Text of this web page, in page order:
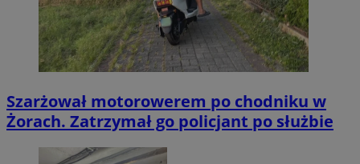
Szarżował motorowerem po chodniku w
Żorach. Zatrzymał go policjant po służbie